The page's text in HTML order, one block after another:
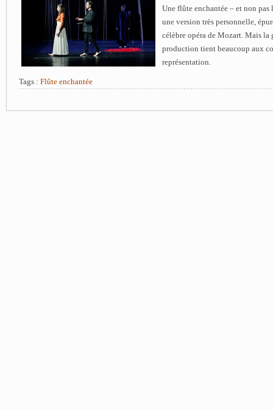
Une flûte enchantée – et non pas
une version très personnelle,
célèbre opéra de Mozart. Mais la
production tient beaucoup aux
représentation.
Tags : Flûte enchantée